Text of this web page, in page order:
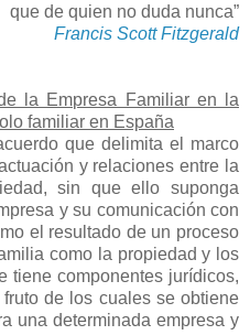
que de quien no duda nunca”
Francis Scott Fitzgerald
la Empresa Familiar en la
familiar en España
que delimita el marco
y relaciones entre la
sin que ello suponga
y su comunicación con
el resultado de un proceso
como la propiedad y los
tiene componentes jurídicos,
de los cuales se obtiene
una determinada empresa y